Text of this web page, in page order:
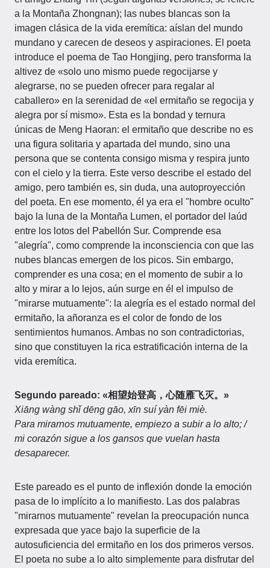
a la Montaña Zhongnan); las nubes blancas son la
imagen clásica de la vida eremítica: aíslan del mundo
mundano y carecen de deseos y aspiraciones. El poeta
introduce el poema de Tao Hongjing, pero transforma la
altivez de «solo uno mismo puede regocijarse y
alegrarse, no se pueden ofrecer para regalar al
caballero» en la serenidad de «el ermitaño se regocija y
alegra por sí mismo». Esta es la bondad y ternura
únicas de Meng Haoran: el ermitaño que describe no es
una figura solitaria y apartada del mundo, sino una
persona que se contenta consigo misma y respira junto
con el cielo y la tierra. Este verso describe el estado del
amigo, pero también es, sin duda, una autoproyección
del poeta. En ese momento, él ya era el "hombre oculto"
bajo la luna de la Montaña Lumen, el portador del laúd
entre los lotos del Pabellón Sur. Comprende esa
"alegría", como comprende la inconsciencia con que las
nubes blancas emergen de los picos. Sin embargo,
comprender es una cosa; en el momento de subir a lo
alto y mirar a lo lejos, aún surge en él el impulso de
"mirarse mutuamente": la alegría es el estado normal del
ermitaño, la añoranza es el color de fondo de los
sentimientos humanos. Ambas no son contradictorias,
sino que constituyen la rica estratificación interna de la
vida eremítica.
Segundo pareado: «相望始登高，心随雁飞灭。»
Xiāng wàng shǐ dēng gāo, xīn suí yàn fēi miè.
Para mirarnos mutuamente, empiezo a subir a lo alto; /
mi corazón sigue a los gansos que vuelan hasta
desaparecer.
Este pareado es el punto de inflexión donde la emoción
pasa de lo implícito a lo manifiesto. Las dos palabras
"mirarnos mutuamente" revelan la preocupación nunca
expresada que yace bajo la superficie de la
autosuficiencia del ermitaño en los dos primeros versos.
El poeta no sube a lo alto simplemente para disfrutar del